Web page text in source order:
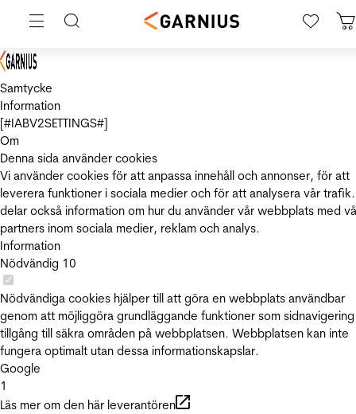
Samtycke
Information
[#IABV2SETTINGS#]
Om
Denna sida använder cookies
Vi använder cookies för att anpassa innehåll och annonser, för att
leverera funktioner i sociala medier och för att analysera vår
delar också information om hur du använder vår webbplats med
partners inom sociala medier, reklam och analys.
Information
Nödvändig 10
Nödvändiga cookies hjälper till att göra en webbplats användbar
genom att möjliggöra grundläggande funktioner som
tillgång till säkra områden på webbplatsen. Webbplatsen kan inte
fungera optimalt utan dessa informationskapslar.
Google
1
Läs mer om den här leverantören